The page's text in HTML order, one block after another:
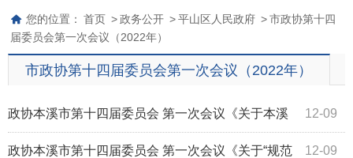
您的位置： 首页 > 政务公开 > 平山区人民政府 > 市政协第十四
届委员会第一次会议（2022年）
市政协第十四届委员会第一次会议（2022年）
12-09
政协本溪市第十四届委员会 第一次会议《关于本溪
市禁止“烧纸”的提案》（第1099号）答复 12-09
政协本溪市第十四届委员会 第一次会议《关于“规范